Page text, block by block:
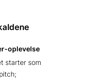
oplevelse
starter som